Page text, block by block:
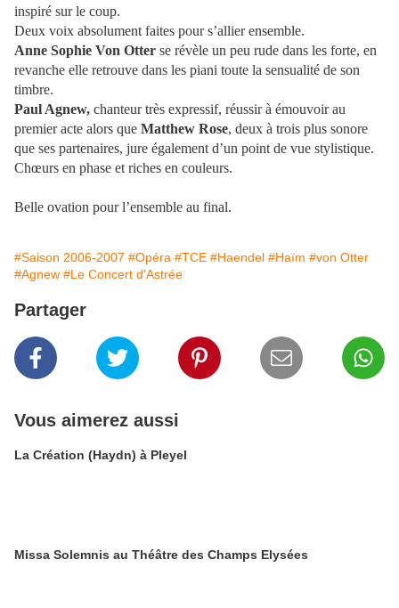
inspiré sur le coup.
Deux voix absolument faites pour s’allier ensemble.
Anne Sophie Von Otter se révèle un peu rude dans les forte, en
revanche elle retrouve dans les piani toute la sensualité de son
timbre.
Paul Agnew, chanteur très expressif, réussir à émouvoir au
premier acte alors que Matthew Rose, deux à trois plus sonore
que ses partenaires, jure également d’un point de vue stylistique.
Chœurs en phase et riches en couleurs.
Belle ovation pour l’ensemble au final.
#Saison 2006-2007 #Opéra #TCE #Haendel #Haïm #von Otter
#Agnew #Le Concert d'Astrée
Partager
Vous aimerez aussi
La Création (Haydn) à Pleyel
Missa Solemnis au Théâtre des Champs Elysées